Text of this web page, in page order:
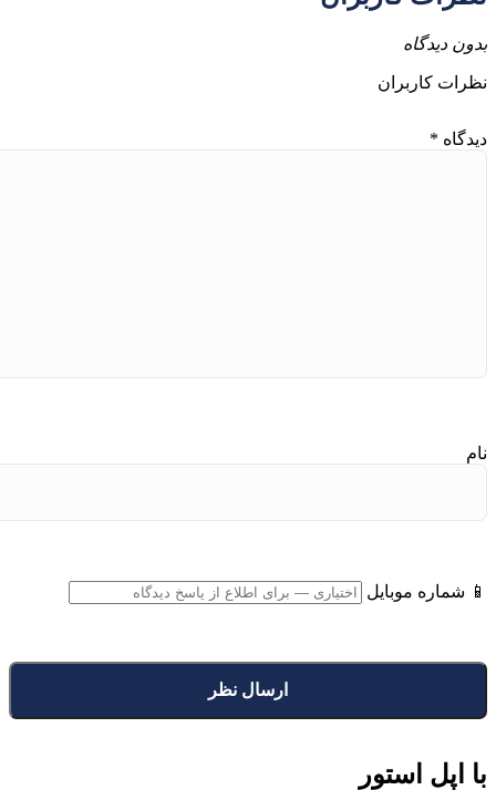
بدون دیدگاه
نظرات کاربران
دیدگاه *
نام
📱 شماره موبایل
با اپل استور